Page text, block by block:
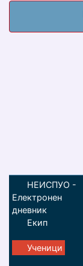
НЕИСПУО -
Електронен
дневник
Екип
Ученици